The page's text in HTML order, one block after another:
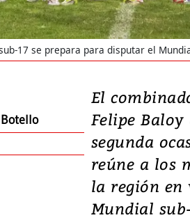
17 se prepara para disputar el
El
Felipe
segunda
reúne a los
la región en
Mundial
El
plan